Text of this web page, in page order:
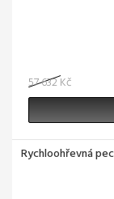
57 632 Kč
Rychloohřevná